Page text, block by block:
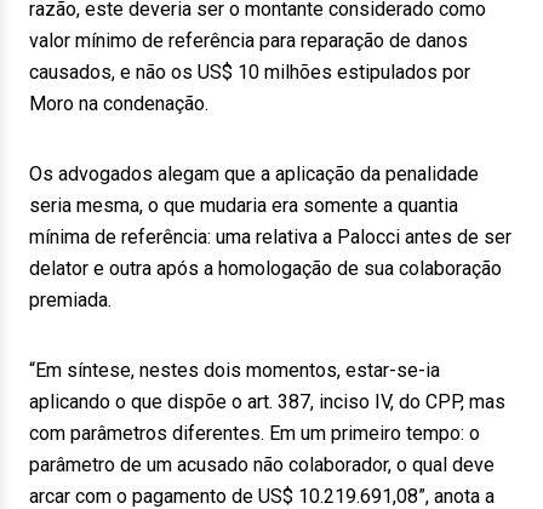
razão, este deveria ser o montante considerado como
valor mínimo de referência para reparação de danos
causados, e não os US$ 10 milhões estipulados por
Moro na condenação.
Os advogados alegam que a aplicação da penalidade
seria mesma, o que mudaria era somente a quantia
mínima de referência: uma relativa a Palocci antes de ser
delator e outra após a homologação de sua colaboração
premiada.
“Em síntese, nestes dois momentos, estar-se-ia
aplicando o que dispõe o art. 387, inciso IV, do CPP, mas
com parâmetros diferentes. Em um primeiro tempo: o
parâmetro de um acusado não colaborador, o qual deve
arcar com o pagamento de US$ 10.219.691,08”, anota a